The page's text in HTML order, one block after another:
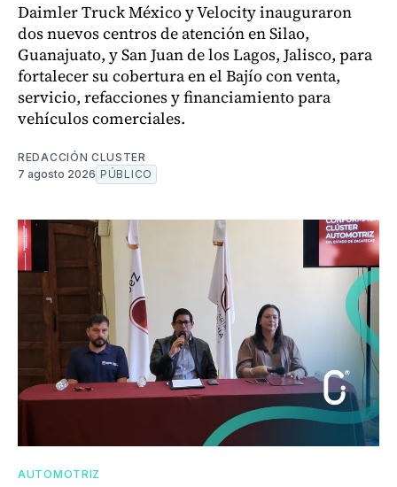
Daimler Truck México y Velocity inauguraron
dos nuevos centros de atención en Silao,
Guanajuato, y San Juan de los Lagos, Jalisco, para
fortalecer su cobertura en el Bajío con venta,
servicio, refacciones y financiamiento para
vehículos comerciales.
REDACCIÓN CLUSTER
7 agosto 2026 PÚBLICO
AUTOMOTRIZ